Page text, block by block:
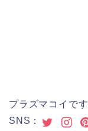
プラズマコイで
SNS：